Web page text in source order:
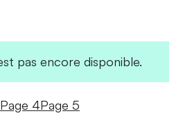
pas encore disponible.
Page 4Page 5